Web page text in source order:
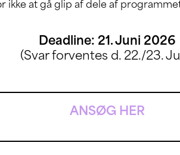
at gå glip af dele af
Deadline: 21. Juni 2026
(Svar forventes d. 22./23.
ANSØG HER